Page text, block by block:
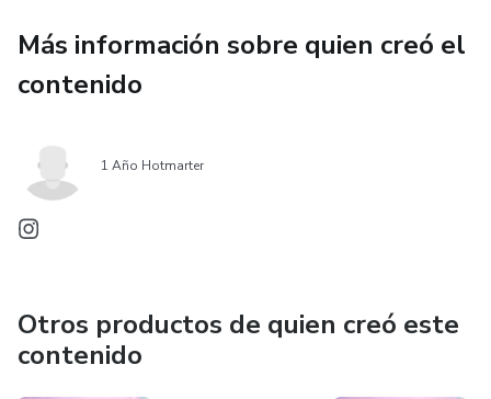
Más información sobre quien creó el
contenido
1 Año Hotmarter
Otros productos de quien creó este
contenido